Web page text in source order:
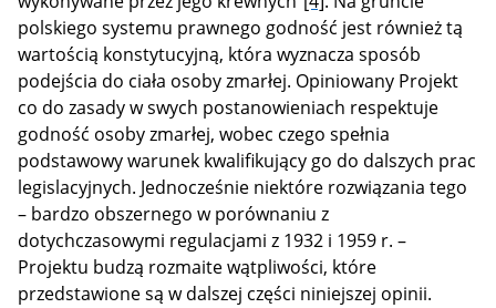
polskiego systemu prawnego godność jest również tą
wartością konstytucyjną, która wyznacza sposób
podejścia do ciała osoby zmarłej. Opiniowany Projekt
co do zasady w swych postanowieniach respektuje
godność osoby zmarłej, wobec czego spełnia
podstawowy warunek kwalifikujący go do dalszych prac
legislacyjnych. Jednocześnie niektóre rozwiązania tego
– bardzo obszernego w porównaniu z
dotychczasowymi regulacjami z 1932 i 1959 r. –
Projektu budzą rozmaite wątpliwości, które
przedstawione są w dalszej części niniejszej opinii.